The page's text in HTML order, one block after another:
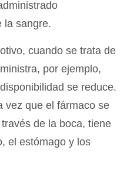
la sangre.
cuando se trata de
por ejemplo,
se reduce.
vez que el fármaco se
de la boca, tiene
el estómago y los